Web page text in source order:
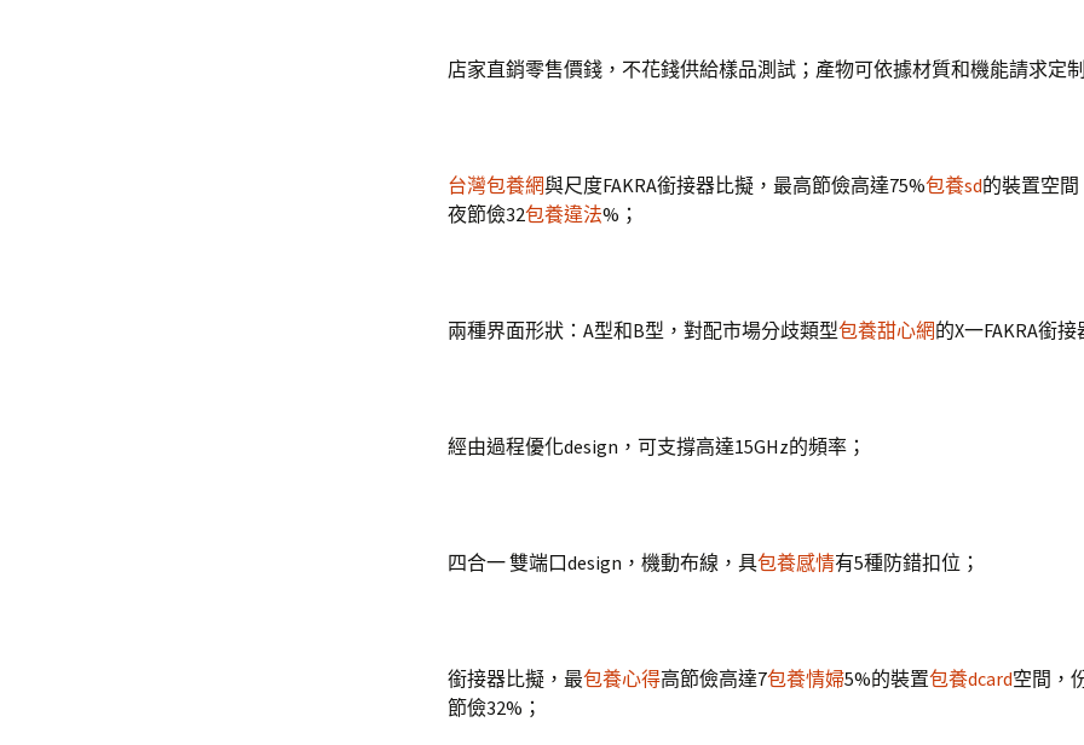
店家直銷零售價錢，不花錢供給樣品測試；產物可依據材質和機能請求定制
台灣包養網與尺度FAKRA銜接器比擬，最高節儉高達75%包養sd的裝置空
夜節儉32包養違法%；
兩種界面形狀：A型和B型，對配市場分歧類型包養甜心網的X一FAKRA銜接
經由過程優化design，可支撐高達15GHz的頻率；
四合一 雙端口design，機動布線，具包養感情有5種防錯扣位；
銜接器比擬，最包養心得高節儉高達7包養情婦5%的裝置包養dcard空間，
節儉32%；